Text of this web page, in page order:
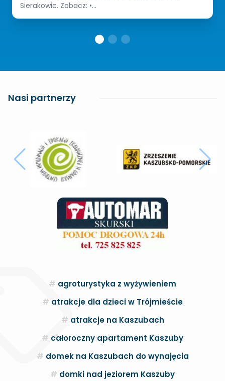
Sierakowic. Zobacz: •...
Nasi partnerzy
agroturystyka z wyżywieniem
atrakcje dla dzieci w Trójmieście
atrakcje na Kaszubach
całoroczny apartament Kaszuby
domek na Kaszubach do wynajęcia
domki nad jeziorem Kaszuby